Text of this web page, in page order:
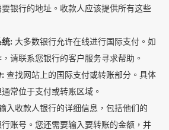
银行的地址。收款人应该提供所有这些
统: 大多数银行允许在线进行国际支付。如
请联系您银行的客户服务寻求帮助。
: 查找网站上的国际支付或转账部分。具体
常位于支付或转账区域。
入收款人银行的详细信息，包括他们的
账号。您还需要输入要转账的金额，并